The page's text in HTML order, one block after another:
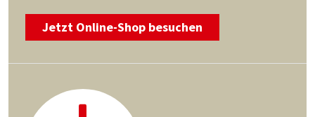
Jetzt Online-Shop besuchen